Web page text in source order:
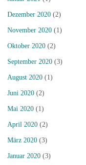
Dezember 2020 (2)
November 2020 (1)
Oktober 2020 (2)
September 2020 (3)
August 2020 (1)
Juni 2020 (2)
Mai 2020 (1)
April 2020 (2)
März 2020 (3)
Januar 2020 (3)